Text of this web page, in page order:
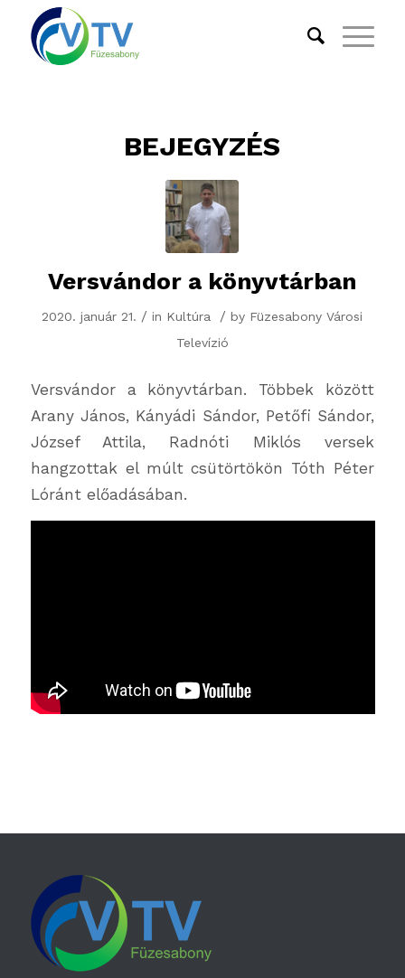
BEJEGYZÉS
Versvándor a könyvtárban
2020. január 21. / in Kultúra / by Füzesabony Városi
Televízió
Versvándor a könyvtárban. Többek között
Arany János, Kányádi Sándor, Petőfi Sándor,
József Attila, Radnóti Miklós versek
hangzottak el múlt csütörtökön Tóth Péter
Lóránt előadásában.